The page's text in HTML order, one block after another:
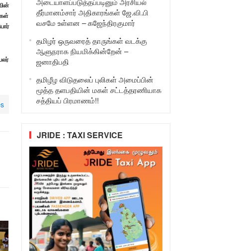
தீர்மானம்சார் அதிகாரங்கள் ஜே.வி.பி
வசமே உள்ளன – கஜேந்திரகுமார்
தமிழர் ஒருவரைத் தாருங்கள் வடக்கு
ஆளுநராக நியமிக்கின்றேன் –
ஜனாதிபதி
தமிழீழ விடுதலைப் புலிகள் அமைப்பின்
மூத்த தளபதியின் மகள் சட்டத்தரணியாக
சத்தியப் பிரமாணம்!!
JRIDE : TAXI SERVICE